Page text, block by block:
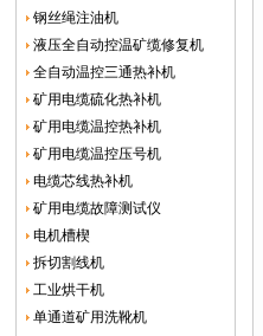
钢丝绳注油机
液压全自动控温矿缆修复机
全自动温控三通热补机
矿用电缆硫化热补机
矿用电缆温控热补机
矿用电缆温控压号机
电缆芯线热补机
矿用电缆故障测试仪
电机槽楔
拆切割线机
工业烘干机
单通道矿用洗靴机